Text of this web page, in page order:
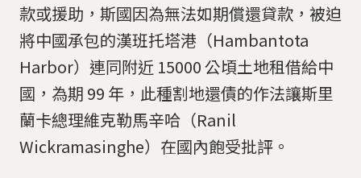
款或援助，斯國因為無法如期償還貸款，被迫
將中國承包的漢班托塔港（Hambantota
Harbor）連同附近 15000 公頃土地租借給中
國，為期 99 年，此種割地還債的作法讓斯里
蘭卡總理維克勒馬辛哈（Ranil
Wickramasinghe）在國內飽受批評。